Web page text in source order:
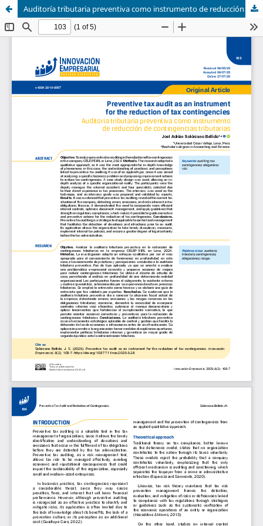
Auditoría tributaria preventiva como instrumento de reducción de contingencias tributarias